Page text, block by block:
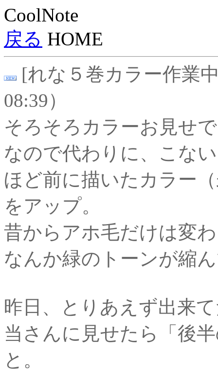
CoolNote
戻る HOME
[れな５巻カラー作業
08:39）
そろそろカラーお見せ
なので代わりに、こな
ほど前に描いたカラー
をアップ。
昔からアホ毛だけは変
なんか緑のトーンが縮
昨日、とりあえず出来
当さんに見せたら「後
と。